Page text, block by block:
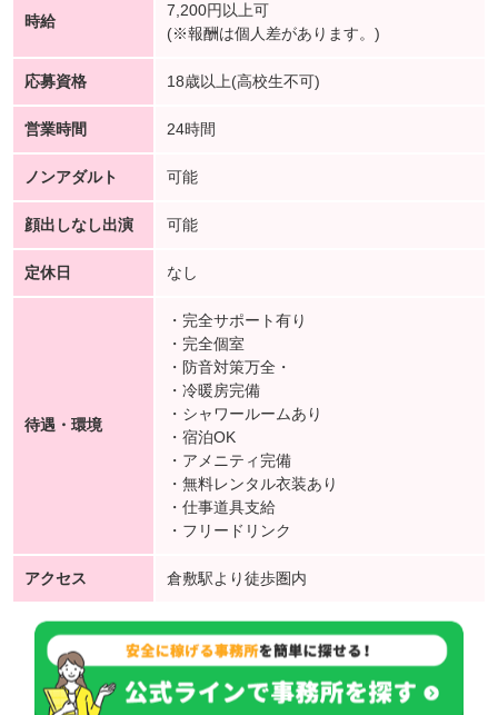
時給
7,200円以上可
(※報酬は個人差があります。)
応募資格 18歳以上(高校生不可)
営業時間 24時間
ノンアダルト 可能
顔出しなし出演 可能
定休日 なし
待遇・環境
・完全サポート有り
・完全個室
・防音対策万全・
・冷暖房完備
・シャワールームあり
・宿泊OK
・アメニティ完備
・無料レンタル衣装あり
・仕事道具支給
・フリードリンク
アクセス 倉敷駅より徒歩圏内